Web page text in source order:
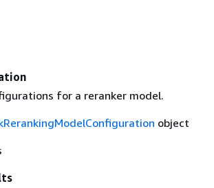
for a reranker model.
object